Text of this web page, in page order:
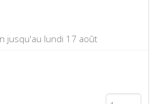
jusqu'au lundi 17 août